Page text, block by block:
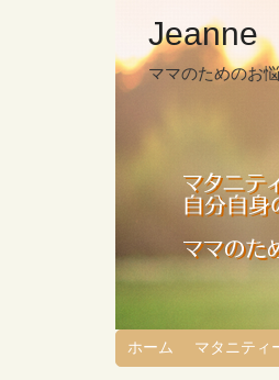
Jeanne
ママのためのお
ホーム マタニティ